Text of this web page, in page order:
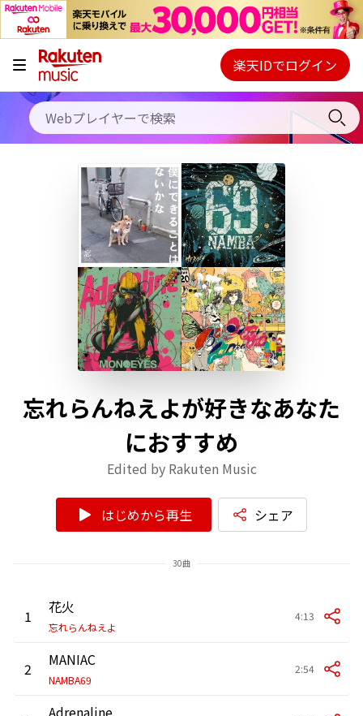
キャンペーン
料金プラン
使い方
初回30日間無料お試し
Webプレイヤー
ご契約内容の確認・変更
楽天IDでログイン
忘れらんねえよが好きなあなた
におすすめ
Edited by Rakuten Music
はじめから再生 シェア
30曲
1 花火
忘れらんねえよ
4:13
2 MANIAC
NAMBA69
2:54
Adrenaline